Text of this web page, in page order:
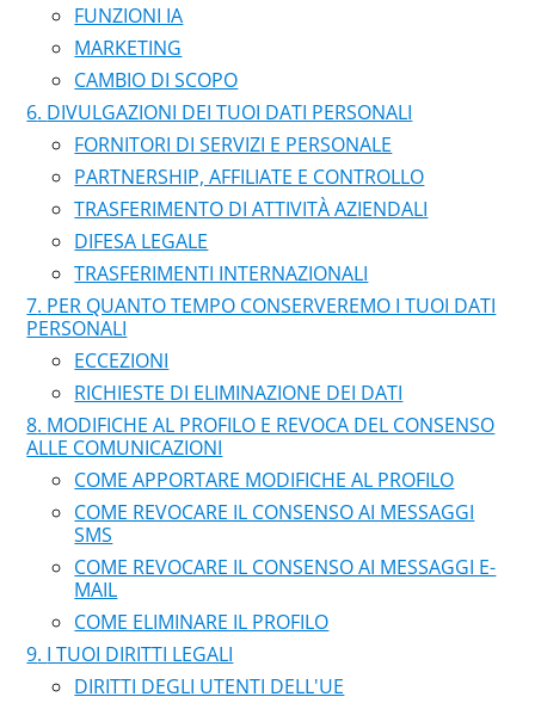
FUNZIONI IA
MARKETING
CAMBIO DI SCOPO
DIVULGAZIONI DEI TUOI DATI PERSONALI
FORNITORI DI SERVIZI E PERSONALE
PARTNERSHIP, AFFILIATE E CONTROLLO
TRASFERIMENTO DI ATTIVITÀ AZIENDALI
DIFESA LEGALE
TRASFERIMENTI INTERNAZIONALI
PER QUANTO TEMPO CONSERVEREMO I TUOI DATI
PERSONALI
ECCEZIONI
RICHIESTE DI ELIMINAZIONE DEI DATI
MODIFICHE AL PROFILO E REVOCA DEL CONSENSO
ALLE COMUNICAZIONI
COME APPORTARE MODIFICHE AL PROFILO
COME REVOCARE IL CONSENSO AI MESSAGGI
SMS
COME REVOCARE IL CONSENSO AI MESSAGGI E-
MAIL
COME ELIMINARE IL PROFILO
I TUOI DIRITTI LEGALI
DIRITTI DEGLI UTENTI DELL'UE